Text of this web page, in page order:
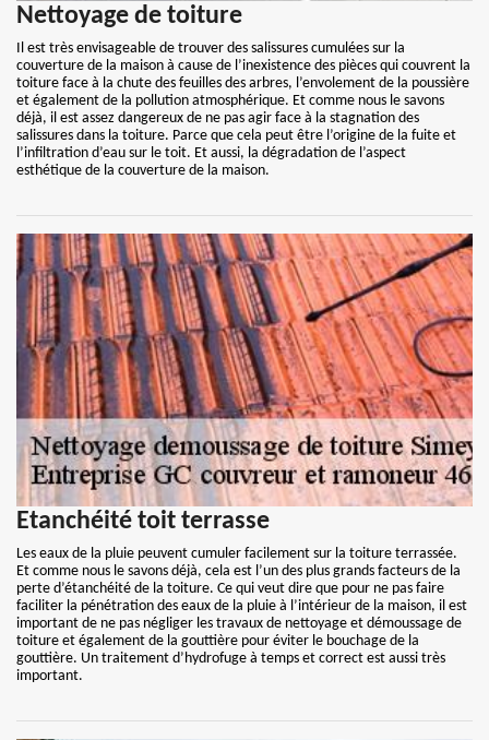
Nettoyage de toiture
Il est très envisageable de trouver des salissures cumulées sur la
couverture de la maison à cause de l’inexistence des pièces qui couvrent la
toiture face à la chute des feuilles des arbres, l’envolement de la poussière
et également de la pollution atmosphérique. Et comme nous le savons
déjà, il est assez dangereux de ne pas agir face à la stagnation des
salissures dans la toiture. Parce que cela peut être l’origine de la fuite et
l’infiltration d’eau sur le toit. Et aussi, la dégradation de l’aspect
esthétique de la couverture de la maison.
Etanchéité toit terrasse
Les eaux de la pluie peuvent cumuler facilement sur la toiture terrassée.
Et comme nous le savons déjà, cela est l’un des plus grands facteurs de la
perte d’étanchéité de la toiture. Ce qui veut dire que pour ne pas faire
faciliter la pénétration des eaux de la pluie à l’intérieur de la maison, il est
important de ne pas négliger les travaux de nettoyage et démoussage de
toiture et également de la gouttière pour éviter le bouchage de la
gouttière. Un traitement d’hydrofuge à temps et correct est aussi très
important.